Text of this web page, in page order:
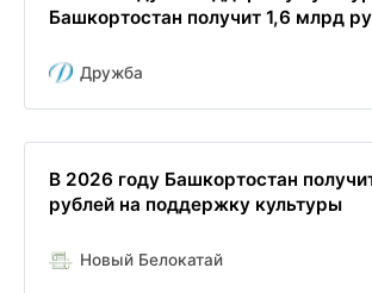
Башкортостан получит 1,6 млрд
Дружба
В 2026 году Башкортостан
рублей на поддержку культуры
Новый Белокатай